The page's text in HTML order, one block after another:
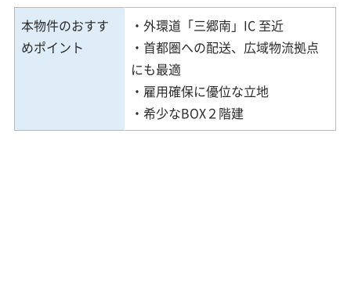
本物件のおすす
めポイント
・外環道「三郷南」IC 至近
・首都圏への配送、広域物流拠点
にも最適
・雇用確保に優位な立地
・希少なBOX２階建